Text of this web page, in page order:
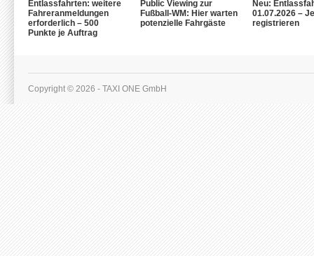
Entlassfahrten: weitere
Fahreranmeldungen
erforderlich – 500
Punkte je Auftrag
Public Viewing zur
Fußball-WM: Hier warten
potenzielle Fahrgäste
Neu:
01.07.2026 –
registrieren
Copyright © 2026 - TAXI ONE GmbH